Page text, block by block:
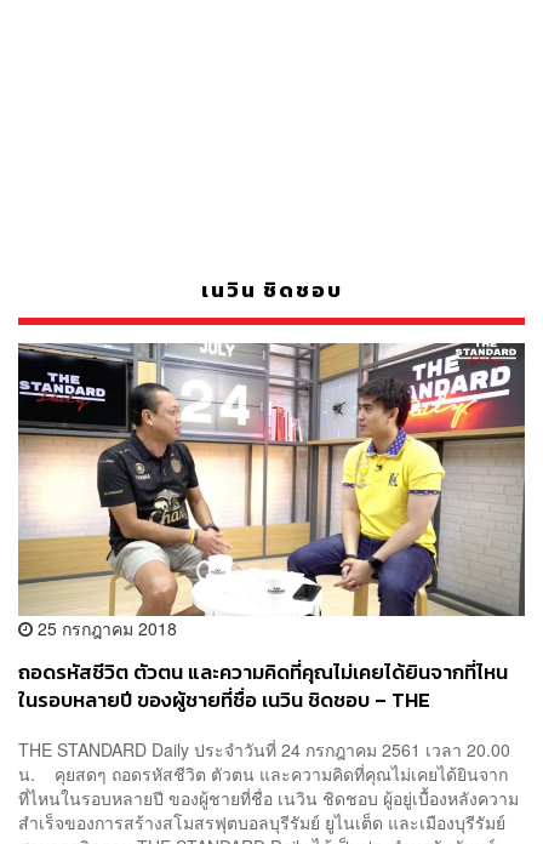
เนวิน ชิดชอบ
25 กรกฎาคม 2018
ถอดรหัสชีวิต ตัวตน และความคิดที่คุณไม่เคยได้ยินจากที่ไหน
ในรอบหลายปี ของผู้ชายที่ชื่อ เนวิน ชิดชอบ – THE
THE STANDARD Daily ประจำวันที่ 24 กรกฎาคม 2561 เวลา 20.00
น. คุยสดๆ ถอดรหัสชีวิต ตัวตน และความคิดที่คุณไม่เคยได้ยินจาก
ที่ไหนในรอบหลายปี ของผู้ชายที่ชื่อ เนวิน ชิดชอบ ผู้อยู่เบื้องหลังความ
สำเร็จของการสร้างสโมสรฟุตบอลบุรีรัมย์ ยูไนเต็ด และเมืองบุรีรัมย์